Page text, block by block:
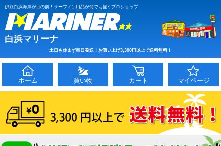
伊豆白浜海岸が目の前！サーフィン用品が何でも揃うプロショップ
白浜マリーナ
土日も休まず毎日発送！お買い上げ3,300円以上で送料無料！
ホーム 買い物 カート マイページ